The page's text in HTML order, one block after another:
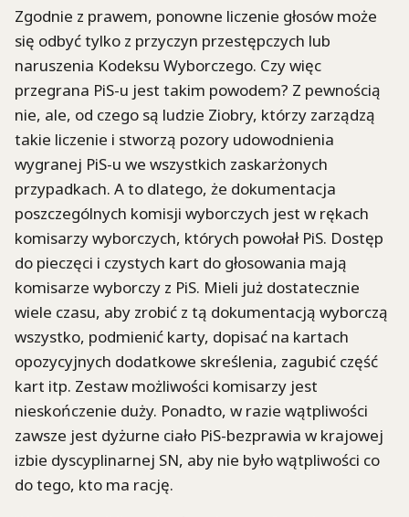
Zgodnie z prawem, ponowne liczenie głosów może
się odbyć tylko z przyczyn przestępczych lub
naruszenia Kodeksu Wyborczego. Czy więc
przegrana PiS-u jest takim powodem? Z pewnością
nie, ale, od czego są ludzie Ziobry, którzy zarządzą
takie liczenie i stworzą pozory udowodnienia
wygranej PiS-u we wszystkich zaskarżonych
przypadkach. A to dlatego, że dokumentacja
poszczególnych komisji wyborczych jest w rękach
komisarzy wyborczych, których powołał PiS. Dostęp
do pieczęci i czystych kart do głosowania mają
komisarze wyborczy z PiS. Mieli już dostatecznie
wiele czasu, aby zrobić z tą dokumentacją wyborczą
wszystko, podmienić karty, dopisać na kartach
opozycyjnych dodatkowe skreślenia, zagubić część
kart itp. Zestaw możliwości komisarzy jest
nieskończenie duży. Ponadto, w razie wątpliwości
zawsze jest dyżurne ciało PiS-bezprawia w krajowej
izbie dyscyplinarnej SN, aby nie było wątpliwości co
do tego, kto ma rację.